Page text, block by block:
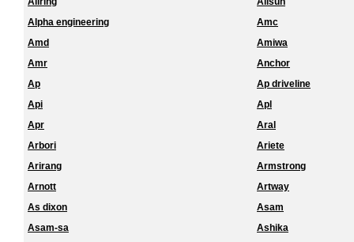
Alpha engineering
Amc
Amd
Amiwa
Amr
Anchor
Ap
Ap driveline
Api
Apl
Apr
Aral
Arbori
Ariete
Arirang
Armstrong
Arnott
Artway
As dixon
Asam
Asam-sa
Ashika